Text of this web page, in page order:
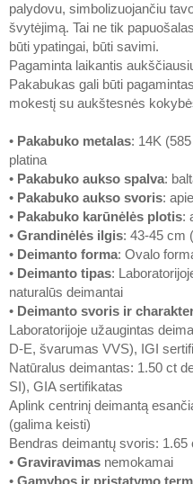
palydovu, simbolizuojančiu
švytėjimą. Tai ne tik
būti ypatingai, būti savimi.
Pagaminta laikantis
Pakabukas gali būti
mokestį su aukštesnės
• Pakabuko metalas: 14K
platina
• Pakabuko aukso spalva:
• Pakabuko aukso svoris:
• Pakabuko karūnėlės plotis:
• Grandinėlės ilgis: 43-45 cm
• Deimanto forma: Ovalo
• Deimanto tipas:
naturalūs deimantai
• Deimanto svoris ir
Laboratorijoje užaugintas
D-E, švarumas VVS), IGI
Natūralus deimantas: 1.50 ct
SI), GIA sertifikatas
Aplink centrinį deimantą
(galima keisti)
Bendras deimantų svoris: 1.65
• Graviravimas nemokamai